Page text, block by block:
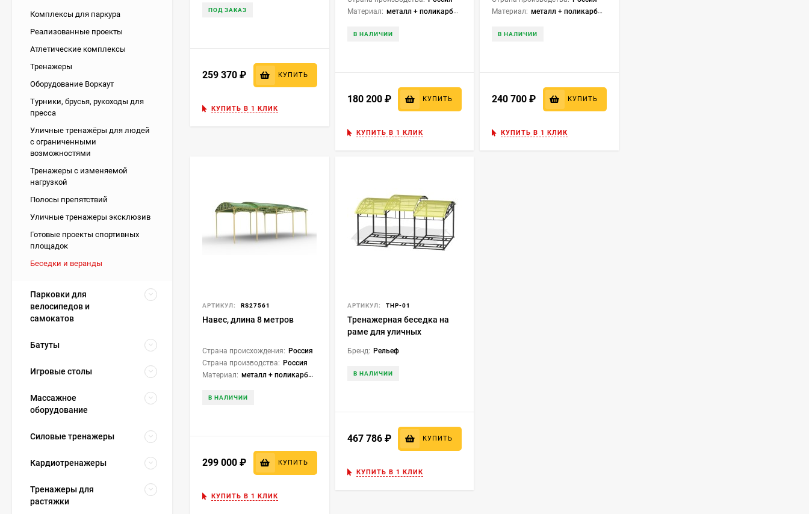
ПОД ЗАКАЗ
259 370 КУПИТЬ
КУПИТЬ В 1 КЛИК
Материал: металл + поликарбонат
В НАЛИЧИИ
180 200 ₽ КУПИТЬ
КУПИТЬ В 1 КЛИК
Материал: металл + поликарбонат
В НАЛИЧИИ
240 700 КУПИТЬ
КУПИТЬ В 1 КЛИК
АРТИКУЛ: RS27561
Навес, длина 8 метров
Страна происхождения: Россия
Страна производства: Россия
Материал: металл + поликарбонат
В НАЛИЧИИ
299 000 КУПИТЬ
КУПИТЬ В 1 КЛИК
АРТИКУЛ: ТНР-01
Тренажерная беседка на
раме для уличных
ТНР-01
Бренд: Рельеф
В НАЛИЧИИ
467 786 ₽ КУПИТЬ
КУПИТЬ В 1 КЛИК
Комплексы для паркура
Реализованные проекты
Атлетические комплексы
Тренажеры
Оборудование Воркаут
Турники, брусья, рукоходы для
пресса
Уличные тренажёры для людей
с ограниченными
возможностями
Тренажеры с изменяемой
нагрузкой
Полосы препятствий
Уличные тренажеры эксклюзив
Готовые проекты спортивных
площадок
Беседки и веранды
Парковки для
велосипедов и
самокатов
Батуты
Игровые столы
Массажное
оборудование
Силовые тренажеры
Кардиотренажеры
Тренажеры для
растяжки